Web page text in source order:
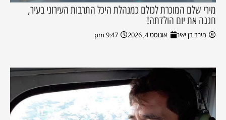
מירי שלם המוכרת לכולם כמנהלת היכל התרבות העירוני בעיר,
חגגה את יום הולדתה!
מירב בן יאיר אוגוסט 4, 2026 9:47 pm